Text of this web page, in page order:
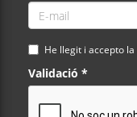
E-
mail
*
He llegit i accepto la
Validació *